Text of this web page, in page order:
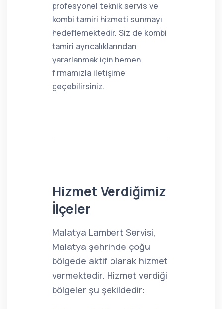
profesyonel teknik servis ve
kombi tamiri hizmeti sunmayı
hedeflemektedir. Siz de kombi
tamiri ayrıcalıklarından
yararlanmak için hemen
firmamızla iletişime
geçebilirsiniz.
Hizmet Verdiğimiz
İlçeler
Malatya Lambert Servisi,
Malatya şehrinde çoğu
bölgede aktif olarak hizmet
vermektedir. Hizmet verdiği
bölgeler şu şekildedir: